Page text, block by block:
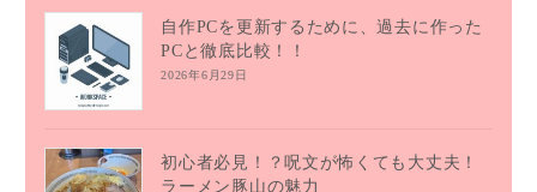
自作PCを更新するために、過去に作った
PCと徹底比較！！
2026年6月29日
初心者必見！？呪文が怖くても大丈夫！
ラーメン豚山の魅力